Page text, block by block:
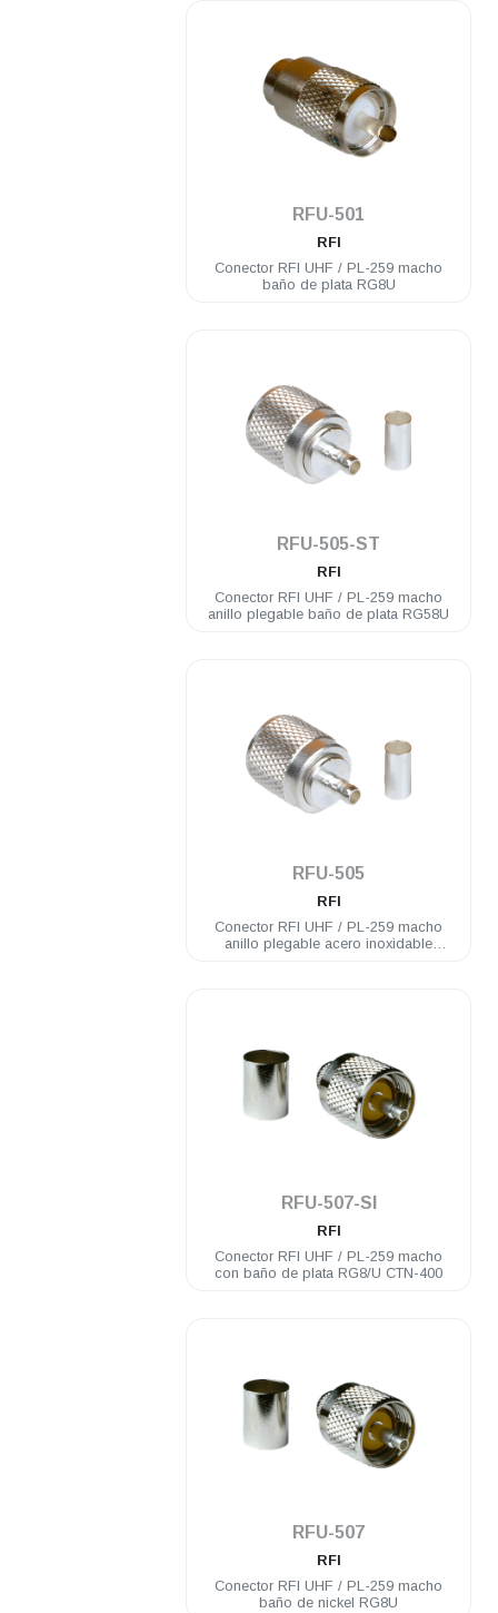
RFU-501
RFI
Conector RFI UHF / PL-259 macho
baño de plata RG8U
RFU-505-ST
RFI
Conector RFI UHF / PL-259 macho
anillo plegable baño de plata RG58U
RFU-505
RFI
Conector RFI UHF / PL-259 macho
anillo plegable acero inoxidable
RFU-507-SI
RFI
Conector RFI UHF / PL-259 macho
con baño de plata RG8/U CTN-400
RFU-507
RFI
Conector RFI UHF / PL-259 macho
baño de nickel RG8U